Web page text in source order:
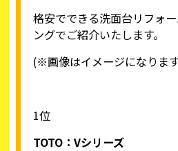
格安でできる洗面台リフォ
ングでご紹介いたします。
(※画像はイメージになりま
1位
TOTO ：Vシリーズ